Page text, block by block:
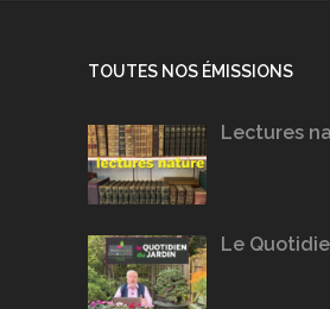
TOUTES NOS ÉMISSIONS
Lectures
Le